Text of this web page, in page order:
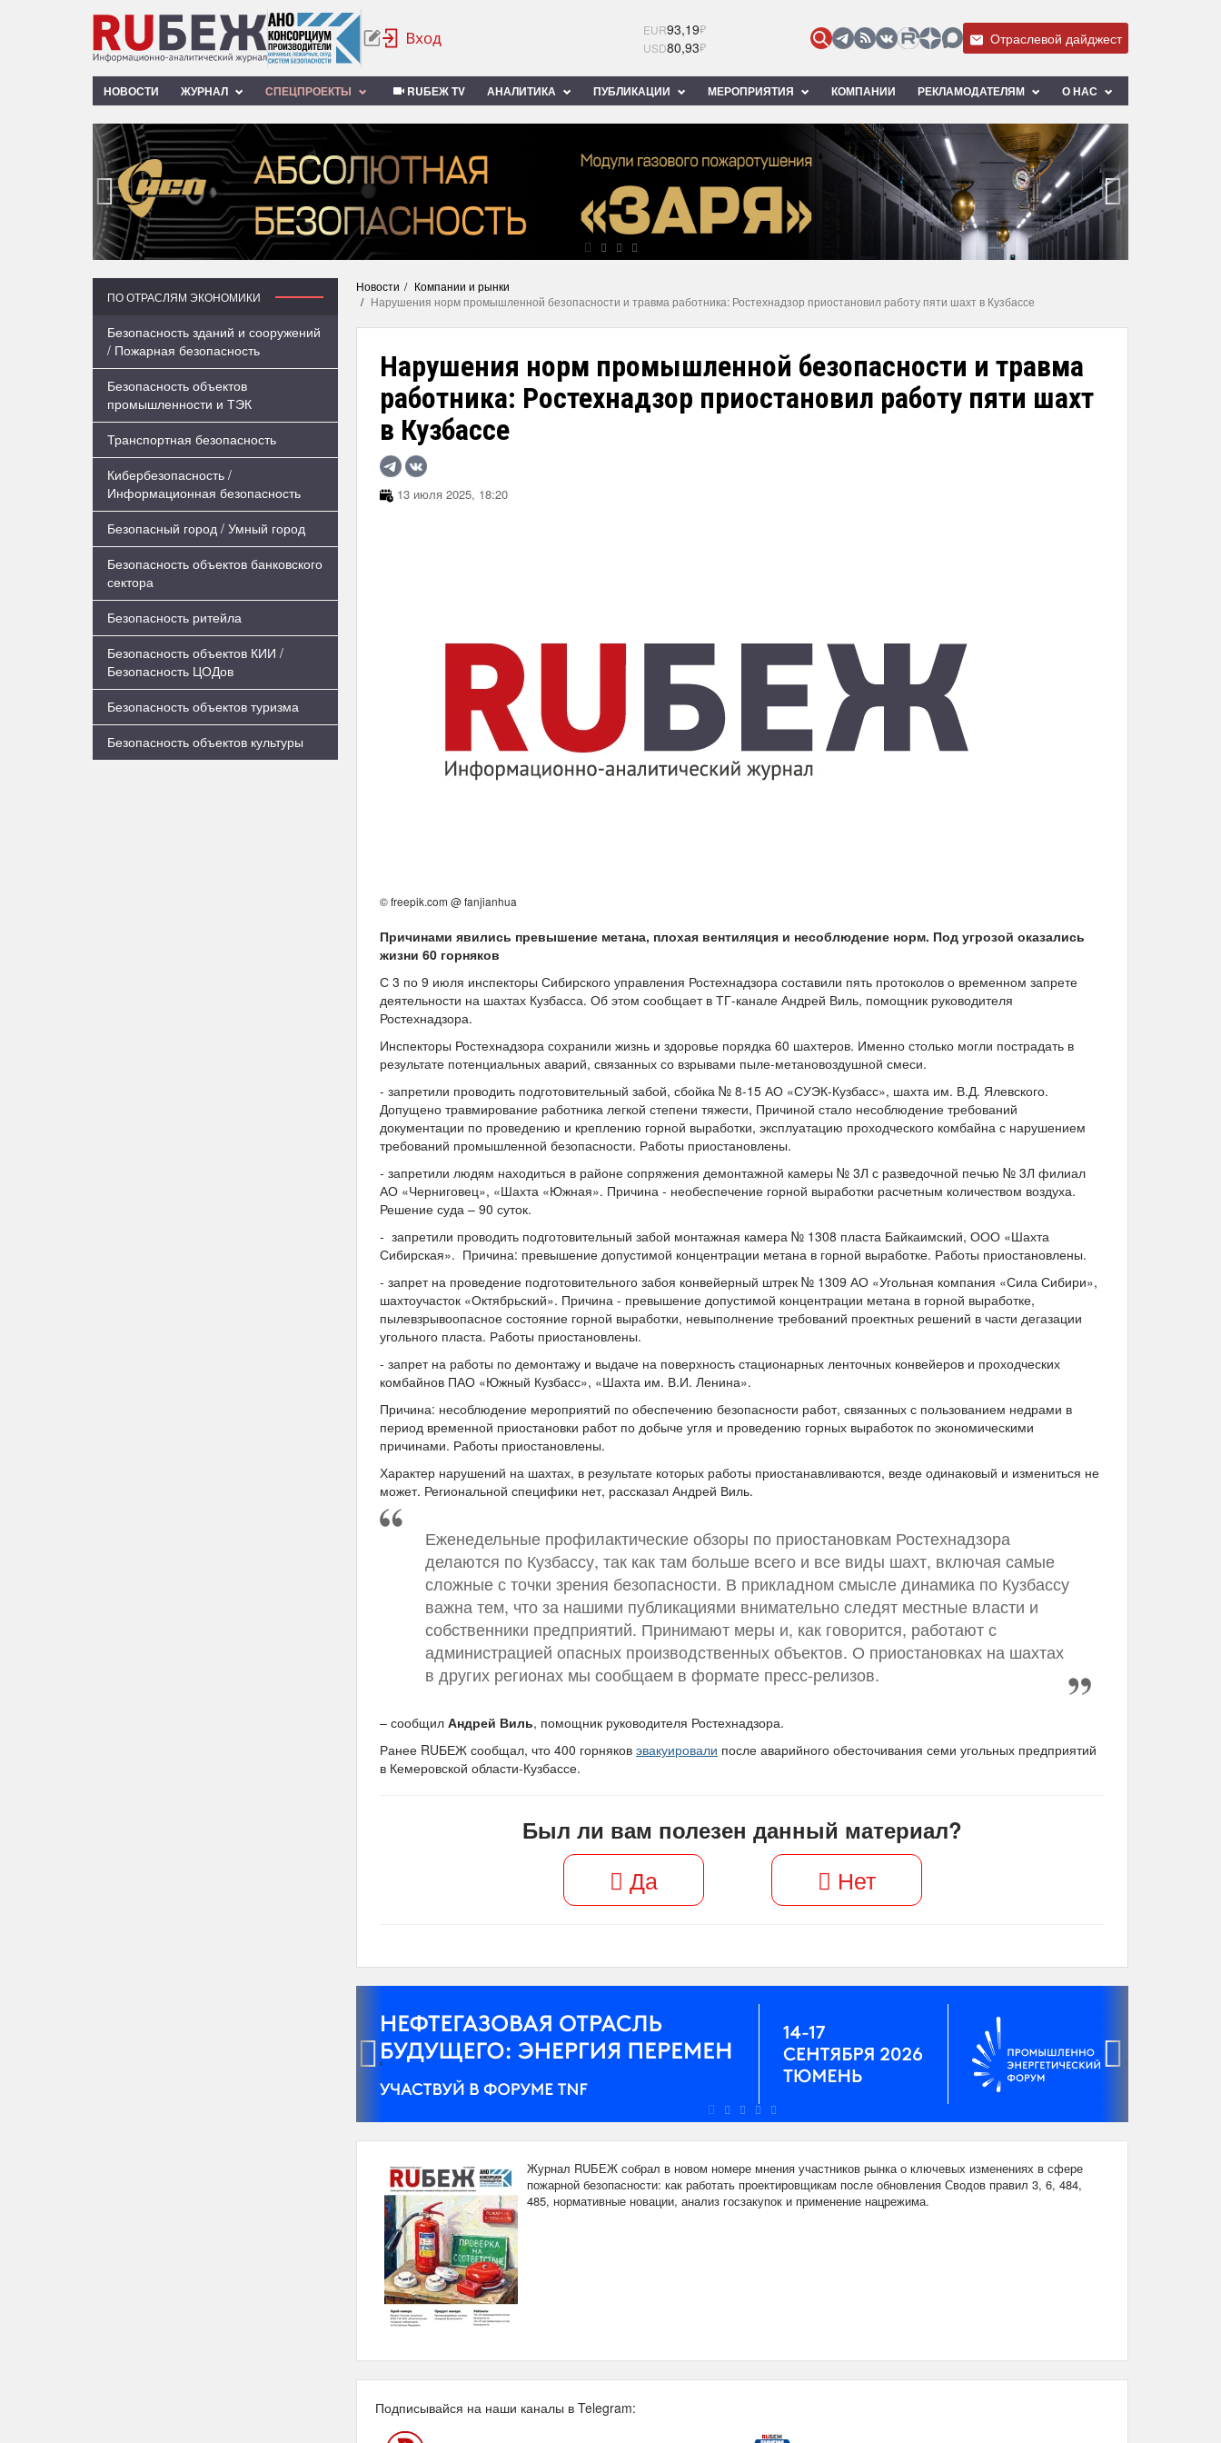
EUR93,19₽
USD80,93₽ Отраслевой дайджест
НОВОСТИ ЖУРНАЛ СПЕЦПРОЕКТЫ RUБЕЖ TV АНАЛИТИКА ПУБЛИКАЦИИ МЕРОПРИЯТИЯ КОМПАНИИ РЕКЛАМОДАТЕЛЯМ О НАС
‹
ПО ОТРАСЛЯМ ЭКОНОМИКИ
Безопасность зданий и сооружений
/ Пожарная безопасность
Безопасность объектов
промышленности и ТЭК
Транспортная безопасность
Кибербезопасность /
Информационная безопасность
Безопасный город / Умный город
Безопасность объектов банковского
сектора
Безопасность ритейла
Безопасность объектов КИИ /
Безопасность ЦОДов
Безопасность объектов туризма
Безопасность объектов культуры
Новости
Компании и рынки
Нарушения норм промышленной безопасности и травма работника: Ростехнадзор приостановил работу пяти шахт в Кузбассе
Нарушения норм промышленной безопасности и травма
работника: Ростехнадзор приостановил работу пяти шахт
в Кузбассе
13 июля 2025, 18:20
© freepik.com @ fanjianhua
Причинами явились превышение метана, плохая вентиляция и несоблюдение норм. Под угрозой оказались
жизни 60 горняков
С 3 по 9 июля инспекторы Сибирского управления Ростехнадзора составили пять протоколов о временном запрете
деятельности на шахтах Кузбасса. Об этом сообщает в ТГ-канале Андрей Виль, помощник руководителя
Ростехнадзора.
Инспекторы Ростехнадзора сохранили жизнь и здоровье порядка 60 шахтеров. Именно столько могли пострадать в
результате потенциальных аварий, связанных со взрывами пыле-метановоздушной смеси.
- запретили проводить подготовительный забой, сбойка № 8-15 АО «СУЭК-Кузбасс», шахта им. В.Д. Ялевского.
Допущено травмирование работника легкой степени тяжести, Причиной стало несоблюдение требований
документации по проведению и креплению горной выработки, эксплуатацию проходческого комбайна с нарушением
требований промышленной безопасности. Работы приостановлены.
- запретили людям находиться в районе сопряжения демонтажной камеры № 3Л с разведочной печью № 3Л филиал
АО «Черниговец», «Шахта «Южная». Причина - необеспечение горной выработки расчетным количеством воздуха.
Решение суда – 90 суток.
- запретили проводить подготовительный забой монтажная камера № 1308 пласта Байкаимский, ООО «Шахта
Сибирская». Причина: превышение допустимой концентрации метана в горной выработке. Работы приостановлены.
- запрет на проведение подготовительного забоя конвейерный штрек № 1309 АО «Угольная компания «Сила Сибири»,
шахтоучасток «Октябрьский». Причина - превышение допустимой концентрации метана в горной выработке,
пылевзрывоопасное состояние горной выработки, невыполнение требований проектных решений в части дегазации
угольного пласта. Работы приостановлены.
- запрет на работы по демонтажу и выдаче на поверхность стационарных ленточных конвейеров и проходческих
комбайнов ПАО «Южный Кузбасс», «Шахта им. В.И. Ленина».
Причина: несоблюдение мероприятий по обеспечению безопасности работ, связанных с пользованием недрами в
период временной приостановки работ по добыче угля и проведению горных выработок по экономическими
причинами. Работы приостановлены.
Характер нарушений на шахтах, в результате которых работы приостанавливаются, везде одинаковый и измениться не
может. Региональной специфики нет, рассказал Андрей Виль.
Еженедельные профилактические обзоры по приостановкам Ростехнадзора
делаются по Кузбассу, так как там больше всего и все виды шахт, включая самые
сложные с точки зрения безопасности. В прикладном смысле динамика по Кузбассу
важна тем, что за нашими публикациями внимательно следят местные власти и
собственники предприятий. Принимают меры и, как говорится, работают с
администрацией опасных производственных объектов. О приостановках на шахтах
в других регионах мы сообщаем в формате пресс-релизов.
– сообщил Андрей Виль, помощник руководителя Ростехнадзора.
Ранее RUБЕЖ сообщал, что 400 горняков эвакуировали после аварийного обесточивания семи угольных предприятий
в Кемеровской области-Кузбассе.
Был ли вам полезен данный материал?
Да Нет
‹ ›
Журнал RUБЕЖ собрал в новом номере мнения участников рынка о ключевых изменениях в сфере
пожарной безопасности: как работать проектировщикам после обновления Сводов правил 3, 6, 484,
485, нормативные новации, анализ госзакупок и применение нацрежима.
Подписывайся на наши каналы в Telegram: